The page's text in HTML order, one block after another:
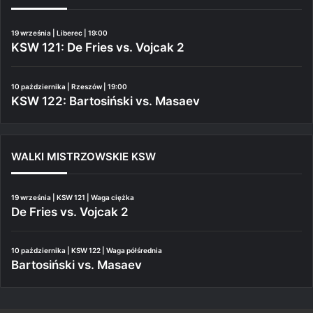
19 września | Liberec | 19:00
KSW 121: De Fries vs. Vojcak 2
10 października | Rzeszów | 19:00
KSW 122: Bartosiński vs. Masaev
WALKI MISTRZOWSKIE KSW
19 września | KSW 121 | Waga ciężka
De Fries vs. Vojcak 2
10 października | KSW 122 | Waga półśrednia
Bartosiński vs. Masaev